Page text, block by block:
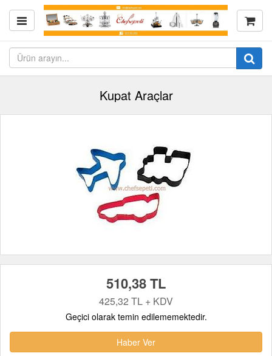
Kupat Araçlar
510,38 TL
425,32 TL + KDV
Geçici olarak temin edilememektedir.
Haber Ver